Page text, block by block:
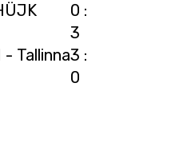
0 :
3
- Tallinna3 :
0